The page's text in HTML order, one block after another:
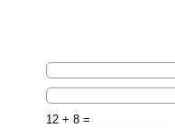
12 + 8 =